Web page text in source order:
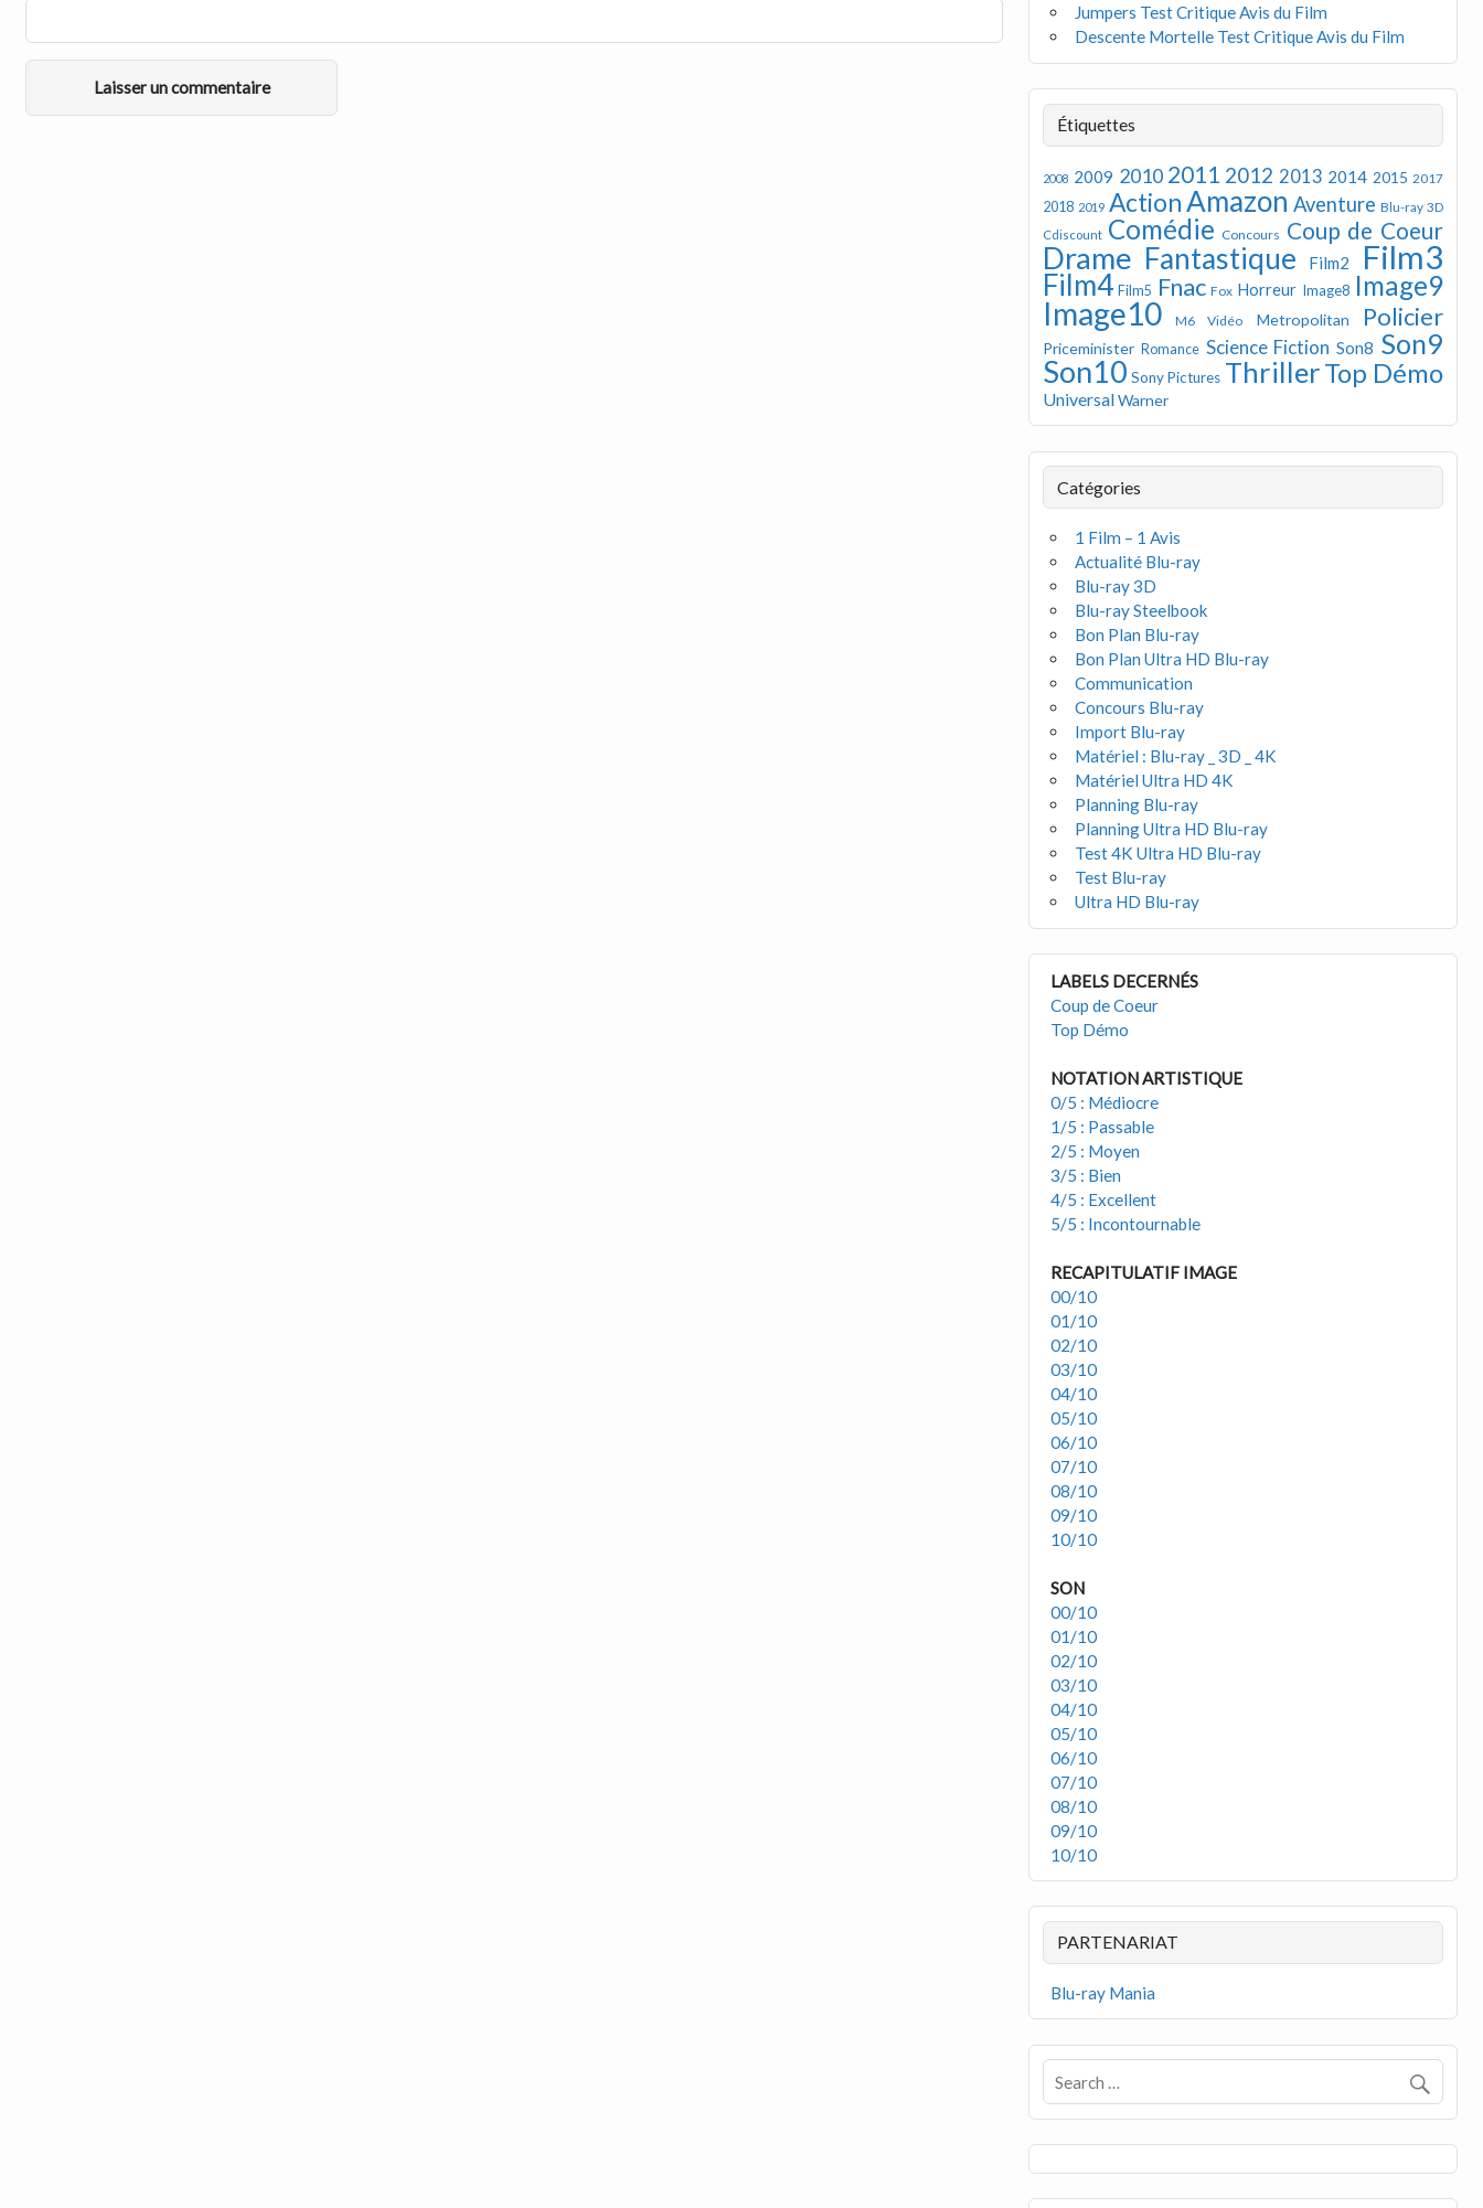
Jumpers Test Critique Avis du Film
Descente Mortelle Test Critique Avis du Film
Étiquettes
2008 2009 2010 2011 2012 2013 2014 2015 2017
2018 2019 ActionAmazon Aventure Blu-ray 3D
Cdiscount Comédie Concours Coup de Coeur
Drame Fantastique Film2 Film3
Film4 Film5 Fnac Fox Horreur Image8 Image9
Image10 M6 Vidéo Metropolitan Policier
Priceminister Romance Science Fiction Son8 Son9
Son10 Sony Pictures ThrillerTop Démo
UniversalWarner
Catégories
1 Film – 1 Avis
Actualité Blu-ray
Blu-ray 3D
Blu-ray Steelbook
Bon Plan Blu-ray
Bon Plan Ultra HD Blu-ray
Communication
Concours Blu-ray
Import Blu-ray
Matériel : Blu-ray _ 3D _ 4K
Matériel Ultra HD 4K
Planning Blu-ray
Planning Ultra HD Blu-ray
Test 4K Ultra HD Blu-ray
Test Blu-ray
Ultra HD Blu-ray
LABELS DECERNÉS
Coup de Coeur
Top Démo
NOTATION ARTISTIQUE
0/5 : Médiocre
1/5 : Passable
2/5 : Moyen
3/5 : Bien
4/5 : Excellent
5/5 : Incontournable
RECAPITULATIF IMAGE
00/10
01/10
02/10
03/10
04/10
05/10
06/10
07/10
08/10
09/10
10/10
SON
00/10
01/10
02/10
03/10
04/10
05/10
06/10
07/10
08/10
09/10
10/10
PARTENARIAT
Blu-ray Mania